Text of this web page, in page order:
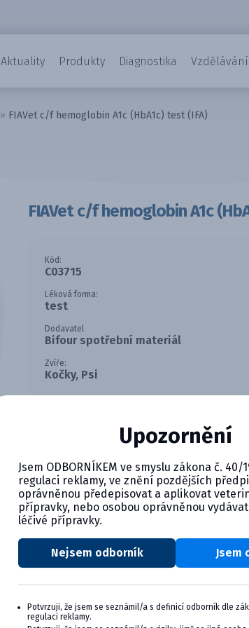
Aktuality Produkty Diagnostika Vzdělávání
» FIAVet c/f hemoglobin A1c (HbA1c) test (IFA)
FIAVet c/f hemoglobin A1c
Kód:
C03715
Léková forma:
test
Dodavatel
Bifour spotřební materiál
Zvíře:
Kočky, Psi
Rychlý test pro stanovení HbA1c, vhodný
CYMEDICA PLUS:
Staňte se členem
výhody pro vaši veterinární
Upozornění
Jsem ODBORNÍKEM ve smyslu zákona č. 40/
regulaci reklamy, ve znění pozdějších
oprávněnou předepisovat a aplikovat
přípravky, nebo osobou oprávněnou
léčivé přípravky.
Nejsem odborník Jsem
Potvrzuji, že jsem se seznámil/a s definicí odborník dle
regulaci reklamy.